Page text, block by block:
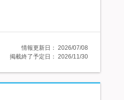
情報更新日： 2026/07/08
掲載終了予定日： 2026/11/30